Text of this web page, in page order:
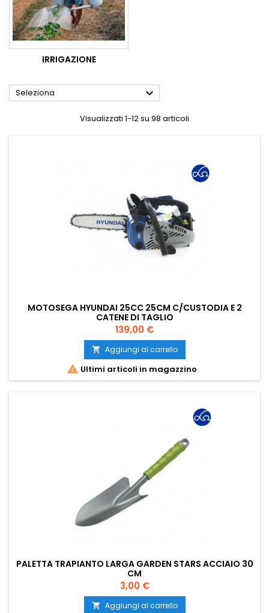
IRRIGAZIONE
Seleziona 
Visualizzati 1-12 su 98 articoli
MOTOSEGA HYUNDAI 25CC 25CM C/CUSTODIA E 2
CATENE DI TAGLIO
Prezzo
139,00 €
 Aggiungi al carrello
 Ultimi articoli in magazzino
PALETTA TRAPIANTO LARGA GARDEN STARS ACCIAIO 30
CM
Prezzo
3,00 €
 Aggiungi al carrello